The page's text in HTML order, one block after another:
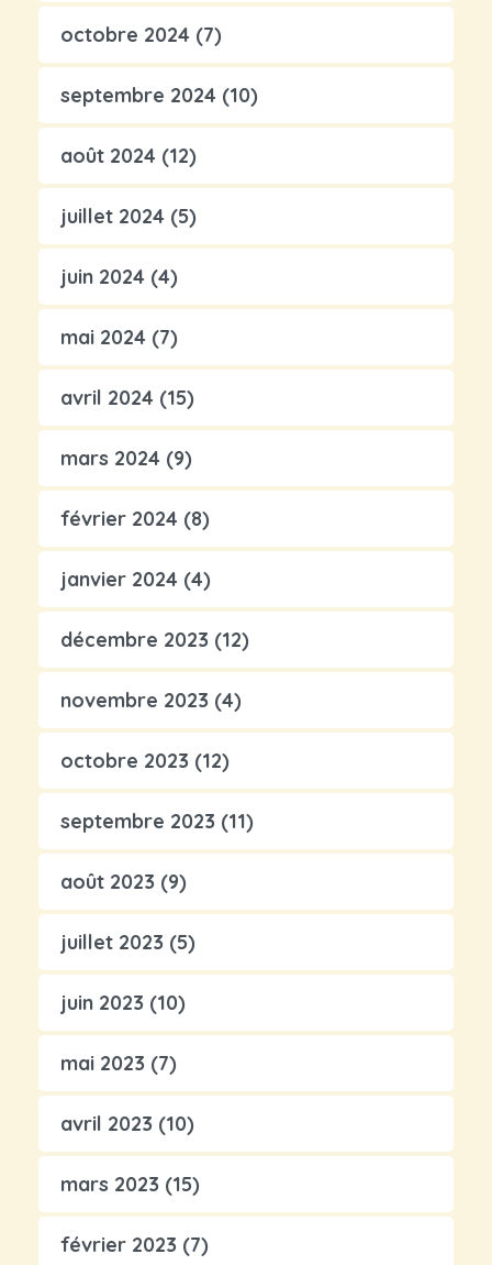
octobre 2024 (7)
septembre 2024 (10)
août 2024 (12)
juillet 2024 (5)
juin 2024 (4)
mai 2024 (7)
avril 2024 (15)
mars 2024 (9)
février 2024 (8)
janvier 2024 (4)
décembre 2023 (12)
novembre 2023 (4)
octobre 2023 (12)
septembre 2023 (11)
août 2023 (9)
juillet 2023 (5)
juin 2023 (10)
mai 2023 (7)
avril 2023 (10)
mars 2023 (15)
février 2023 (7)